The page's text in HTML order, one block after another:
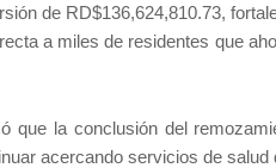
de RD$136,624,810.73,
a miles de residentes que
que la conclusión del
acercando servicios de